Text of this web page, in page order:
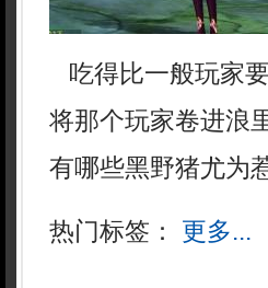
吃得比一般玩家
将那个玩家卷进浪
有哪些黑野猪尤为
热门标签： 更多...